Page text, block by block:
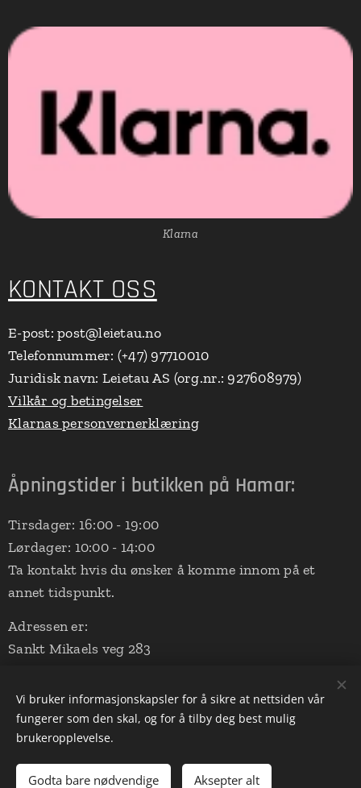
Klarna
KONTAKT OSS
E-post: post@leietau.no
Telefonnummer: (+47) 97710010
Juridisk navn: Leietau AS (org.nr.: 927608979)
Vilkår og betingelser
Klarnas personvernerklæring
Åpningstider i butikken på Hamar:
Tirsdager: 16:00 - 19:00
Lørdager: 10:00 - 14:00
Ta kontakt hvis du ønsker å komme innom på et
annet tidspunkt.
Adressen er:
Sankt Mikaels veg 283
(Aalerud Stall - nede ved ridebanen)
Drevet avWebnode Informasjonskapsler
Vi bruker informasjonskapsler for å sikre at nettsiden vår
fungerer som den skal, og for å tilby deg best mulig
brukeropplevelse.
Godta bare nødvendige Aksepter alt